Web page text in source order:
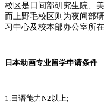
校区是日间部研究生院、
而上野毛校区则为夜间部
习中心及校本部办公室所在
日本动画专业留学申请条件
1.日语能力N2以上;